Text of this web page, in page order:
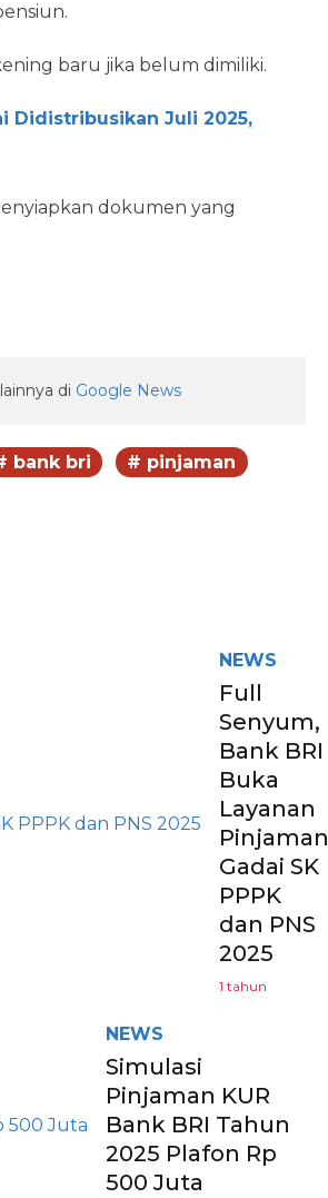
baru jika belum dimiliki.
Didistribusikan Juli 2025,
dokumen yang
di Google News
bank bri
# pinjaman
NEWS
Full
Senyum,
Bank BRI
Buka
Layanan
Pinjaman
Gadai SK
PPPK
dan PNS
2025
1 tahun
NEWS
Simulasi
Pinjaman KUR
Bank BRI Tahun
2025 Plafon Rp
500 Juta